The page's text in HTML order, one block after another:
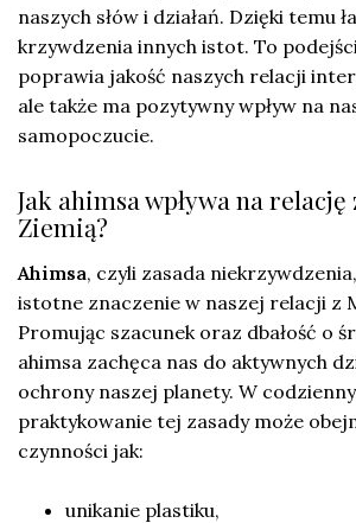
naszych słów i działań. Dzięki temu
krzywdzenia innych istot. To
poprawia jakość naszych relacji
ale także ma pozytywny wpływ na
samopoczucie.
Jak ahimsa wpływa na relację
Ziemią?
Ahimsa, czyli zasada
istotne znaczenie w naszej relacji z
Promując szacunek oraz dbałość o
ahimsa zachęca nas do aktywnych
ochrony naszej planety. W
praktykowanie tej zasady może
czynności jak:
unikanie plastiku,